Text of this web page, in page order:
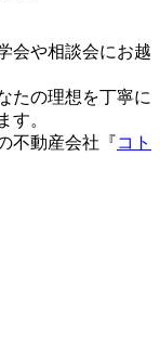
会や相談会にお越
たの理想を丁寧に
す。
不動産会社『コト